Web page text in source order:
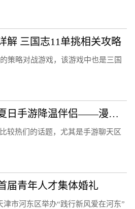
解 三国志11单挑相关攻略
策略对战游戏，该游戏中也是三国
白嫖无线充电器！夏日手游降温伴侣——漫步者C4 Pro磁吸散热器
较热们的话题，尤其是手游聊天区
届青年人才集体婚礼
津市河东区举办“践行新风爱在河东”